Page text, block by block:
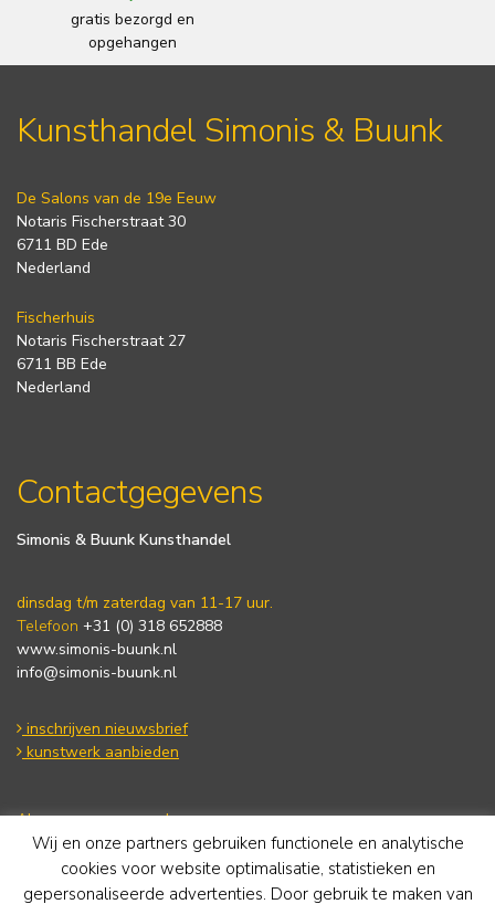
gratis bezorgd en
opgehangen
Kunsthandel Simonis & Buunk
De Salons van de 19e Eeuw
Notaris Fischerstraat 30
6711 BD Ede
Nederland
Fischerhuis
Notaris Fischerstraat 27
6711 BB Ede
Nederland
Contactgegevens
Simonis & Buunk Kunsthandel
dinsdag t/m zaterdag van 11-17 uur.
Telefoon +31 (0) 318 652888
www.simonis-buunk.nl
info@simonis-buunk.nl
inschrijven nieuwsbrief
kunstwerk aanbieden
Algemene voorwaarden
Privacy statement
Cookie Policy
Disclaimer
Wij en onze partners gebruiken functionele en analytische
cookies voor website optimalisatie, statistieken en
gepersonaliseerde advertenties. Door gebruik te maken van